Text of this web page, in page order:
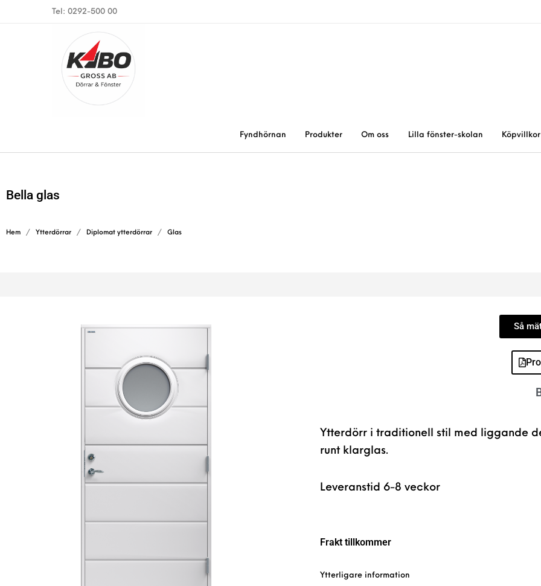
Tel: 0292-500 00
Fyndhörnan Produkter Om oss Lilla fönster-skolan Köpvillkor
Bella glas
Hem / Ytterdörrar / Diplomat ytterdörrar / Glas
Så
Ytterdörr i traditionell stil med liggande
runt klarglas.
Leveranstid 6-8 veckor
Frakt tillkommer
Ytterligare information